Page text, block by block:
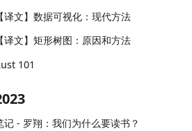
【译文】数据可视化：现代方法
【译文】矩形树图：原因和方法
101
记 - 罗翔：我们为什么要读书？